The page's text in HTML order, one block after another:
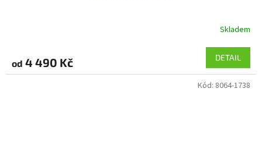
Skladem
od 4 490 Kč DETAIL
Kód: 8064-1738